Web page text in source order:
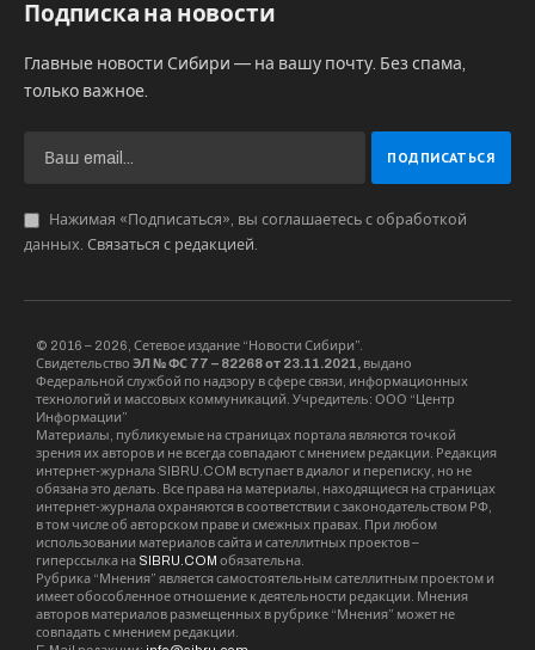
Доволенского, Карасукского, Ордынского,
Усть-Таркского, Чановского и Чистоозерного
районов Новосибирской области прошли
продемонстрировали в интеллектуальном
конкурсе «На страже Отечества», строевом
пневматического пистолета, ловкость в
разборке-сборке автомата АКС-74, физическую
подготовку в сдаче нормативов ГТО и
командную взаимовыручку в преодолении
военизированной полосы препятствий.
Конкурс проводится в Купинском районе с
2006 года.